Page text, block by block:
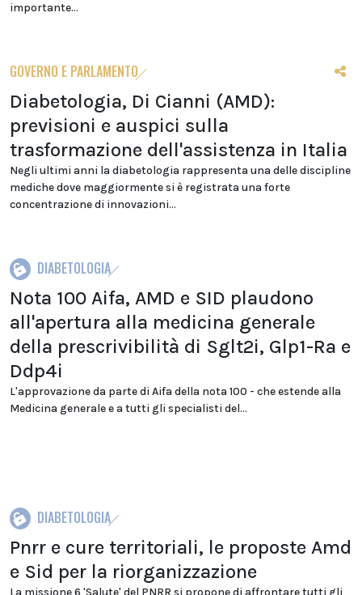
importante...
GOVERNO E PARLAMENTO
Diabetologia, Di Cianni (AMD):
previsioni e auspici sulla
trasformazione dell'assistenza in Italia
Negli ultimi anni la diabetologia rappresenta una delle discipline
mediche dove maggiormente si è registrata una forte
concentrazione di innovazioni...
DIABETOLOGIA
Nota 100 Aifa, AMD e SID plaudono
all'apertura alla medicina generale
della prescrivibilità di Sglt2i, Glp1-Ra e
Ddp4i
L'approvazione da parte di Aifa della nota 100 - che estende alla
Medicina generale e a tutti gli specialisti del...
DIABETOLOGIA
Pnrr e cure territoriali, le proposte Amd
e Sid per la riorganizzazione
La missione 6 'Salute' del PNRR si propone di affrontare tutti gli